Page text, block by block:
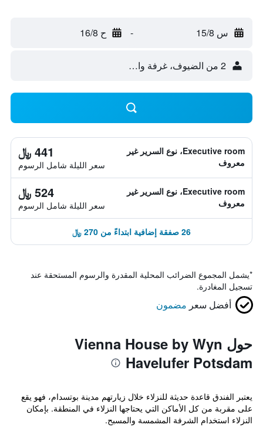
س 15/8 - ح 16/8
2 من الضيوف، غرفة واحدة
Executive room، نوع السرير غير
معروف
441 ﷼
سعر الليلة شامل الرسوم
Executive room، نوع السرير غير
معروف
524 ﷼
سعر الليلة شامل الرسوم
26 صفقة إضافية ابتداءً من 270 ﷼
*يشمل المجموع الضرائب المحلية المقدرة والرسوم المستحقة عند
تسجيل المغادرة.
أفضل سعر مضمون
حول Vienna House by Wyn
Havelufer Potsdam
يعتبر الفندق قاعدة حديثة للنزلاء خلال زيارتهم مدينة بوتسدام، فهو يقع
على مقربة من كل الأماكن التي يحتاجها النزلاء في المنطقة. بإمكان
النزلاء استخدام الشرفة المشمسة والمسبح.